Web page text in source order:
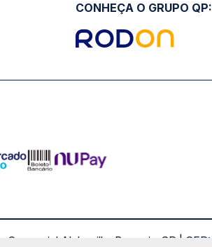
CONHEÇA O GRUPO QP:
Alphaville, Barueri - SP |